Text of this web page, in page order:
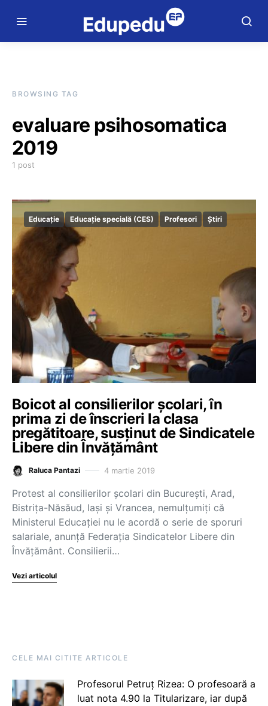
BROWSING TAG
evaluare psihosomatica
2019
1 post
Educație Educație specială (CES) Profesori Știri
Boicot al consilierilor școlari, în
prima zi de înscrieri la clasa
pregătitoare, susținut de Sindicatele
Libere din Învățământ
Raluca Pantazi 4 martie 2019
Protest al consilierilor școlari din București, Arad,
Bistrița-Năsăud, Iași și Vrancea, nemulțumiți că
Ministerul Educației nu le acordă o serie de sporuri
salariale, anunță Federația Sindicatelor Libere din
Învățământ. Consilierii…
Vezi articolul
CELE MAI CITITE ARTICOLE
Profesorul Petruț Rizea: O profesoară a
luat nota 4.90 la Titularizare, iar după